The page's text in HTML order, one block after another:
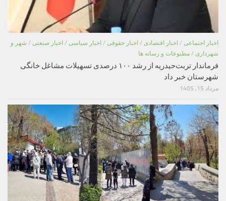
اخبار اجتماعی / اخبار اقتصادی / اخبار حقوقی / اخبار سیاسی / اخبار صنعتی / شهر و
شهرداری / مطبوعات و رسانه ها
فرماندار تربت‌حیدریه از رشد ۱۰۰ درصدی تسهیلات مشاغل خانگی
شهرستان خبر داد
مرداد 15, 1405